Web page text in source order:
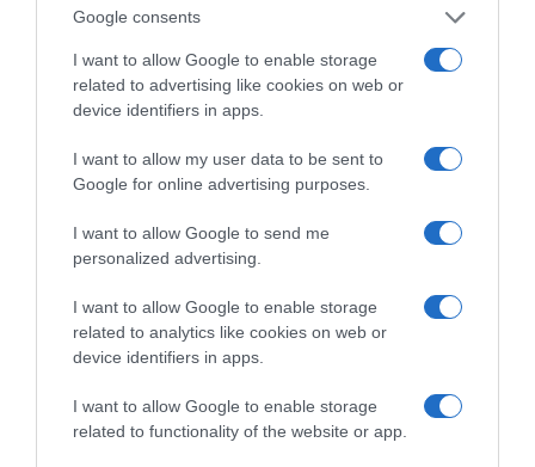
Google consents
I want to allow Google to enable storage
related to advertising like cookies on web or
device identifiers in apps.
I want to allow my user data to be sent to
Google for online advertising purposes.
I want to allow Google to send me
personalized advertising.
I want to allow Google to enable storage
related to analytics like cookies on web or
device identifiers in apps.
I want to allow Google to enable storage
related to functionality of the website or app.
Tags:featslider,homeslider
ΠΟΛΙΤΙΚΗ,
ΠΑΡΟΝ ΤΗΣ ΚΥΡΙΑΚΗΣ
Η διαφθορά απειλεί και τη… ζωή μας
τελευταίες μέρες την αποκάλυψη της κο­μπίνας
με τα…